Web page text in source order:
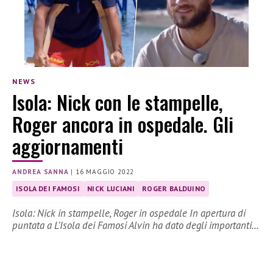
NEWS
Isola: Nick con le stampelle,
Roger ancora in ospedale. Gli
aggiornamenti
ANDREA SANNA | 16 MAGGIO 2022
ISOLA DEI FAMOSI NICK LUCIANI ROGER BALDUINO
Isola: Nick in stampelle, Roger in ospedale In apertura di
puntata a L’Isola dei Famosi Alvin ha dato degli importanti…